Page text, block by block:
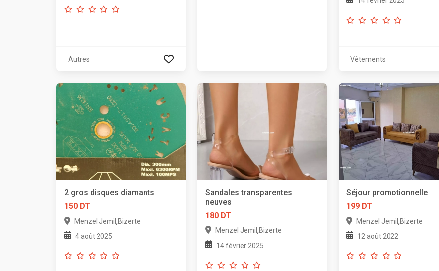
Autres Vêtements
2 gros disques diamants
150 DT
Menzel Jemil ,Bizerte
4 août 2025
Sandales transparentes
neuves
180 DT
Menzel Jemil ,Bizerte
14 février 2025
Séjour promotionnelle
199 DT
Menzel Jemil ,Bizerte
12 août 2022